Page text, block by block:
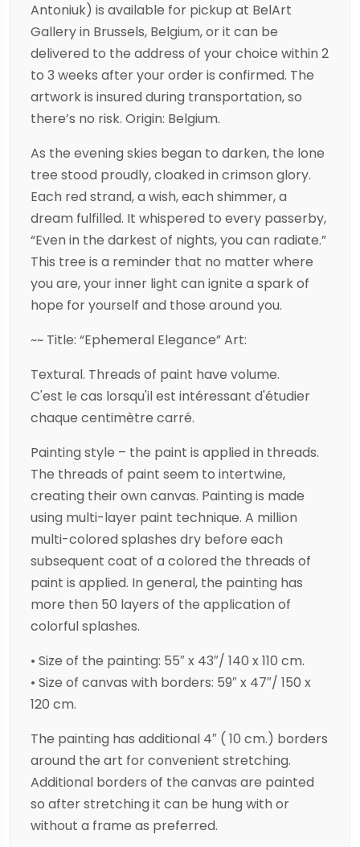
Antoniuk) is available for pickup at BelArt
Gallery in Brussels, Belgium, or it can be
delivered to the address of your choice within 2
to 3 weeks after your order is confirmed. The
artwork is insured during transportation, so
there’s no risk. Origin: Belgium.
As the evening skies began to darken, the lone
tree stood proudly, cloaked in crimson glory.
Each red strand, a wish, each shimmer, a
dream fulfilled. It whispered to every passerby,
“Even in the darkest of nights, you can radiate.”
This tree is a reminder that no matter where
you are, your inner light can ignite a spark of
hope for yourself and those around you.
~~ Title: “Ephemeral Elegance” Art:
Textural. Threads of paint have volume.
C'est le cas lorsqu'il est intéressant d'étudier
chaque centimètre carré.
Painting style – the paint is applied in threads.
The threads of paint seem to intertwine,
creating their own canvas. Painting is made
using multi-layer paint technique. A million
multi-colored splashes dry before each
subsequent coat of a colored the threads of
paint is applied. In general, the painting has
more then 50 layers of the application of
colorful splashes.
• Size of the painting: 55″ x 43″/ 140 x 110 cm.
• Size of canvas with borders: 59″ x 47″/ 150 x
120 cm.
The painting has additional 4″ ( 10 cm.) borders
around the art for convenient stretching.
Additional borders of the canvas are painted
so after stretching it can be hung with or
without a frame as preferred.